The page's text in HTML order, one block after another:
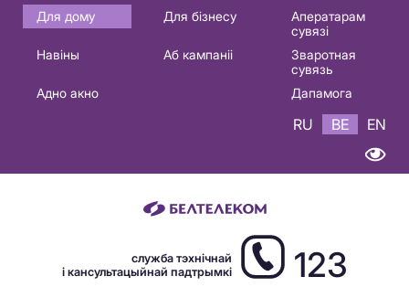
Основная
навигация
Для дому Для бізнесу
Аператарам
сувязі
Навіны
Аб кампаніі
Зваротная
сувязь
Адно акно
Дапамога
RU BE EN
служба тэхнічнай
і кансультацыйнай падтрымкі
123